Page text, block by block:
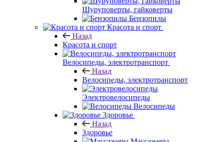
Шуруповерты, гайковерты
Бензопилы
Красота и спорт
Назад
Красота и спорт
Велосипеды, электротранспорт
Назад
Велосипеды, электротранспорт
Электровелосипеды
Велосипеды
Здоровье
Назад
Здоровье